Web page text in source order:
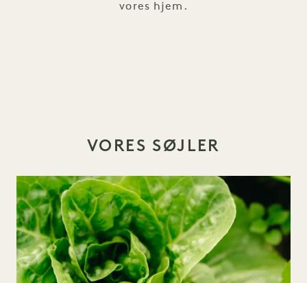
vores hjem.
VORES SØJLER